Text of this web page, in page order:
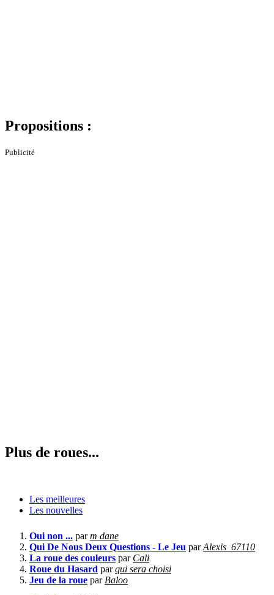
Propositions :
Publicité
Plus de roues...
Les meilleures
Les nouvelles
Oui non ... parm dane
Qui De Nous Deux Questions - Le Jeu parAlexis_67110
La roue des couleurs par Cali
Roue du Hasard parqui sera choisi
Jeu de la roue par Baloo